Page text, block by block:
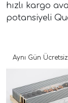
hızlı kargo
potansiyeli
Aynı Gün Ücretsiz